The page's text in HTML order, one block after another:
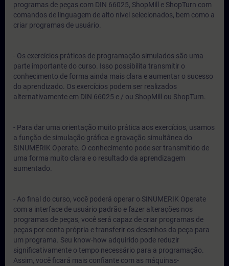
programas de peças com DIN 66025, ShopMill e ShopTurn com
comandos de linguagem de alto nível selecionados, bem como a
criar programas de usuário.
- Os exercícios práticos de programação simulados são uma
parte importante do curso. Isso possibilita transmitir o
conhecimento de forma ainda mais clara e aumentar o sucesso
do aprendizado. Os exercícios podem ser realizados
alternativamente em DIN 66025 e / ou ShopMill ou ShopTurn.
- Para dar uma orientação muito prática aos exercícios, usamos
a função de simulação gráfica e gravação simultânea do
SINUMERIK Operate. O conhecimento pode ser transmitido de
uma forma muito clara e o resultado da aprendizagem
aumentado.
- Ao final do curso, você poderá operar o SINUMERIK Operate
com a interface de usuário padrão e fazer alterações nos
programas de peças, você será capaz de criar programas de
peças por conta própria e transferir os desenhos da peça para
um programa. Seu know-how adquirido pode reduzir
significativamente o tempo necessário para a programação.
Assim, você ficará mais confiante com as máquinas-